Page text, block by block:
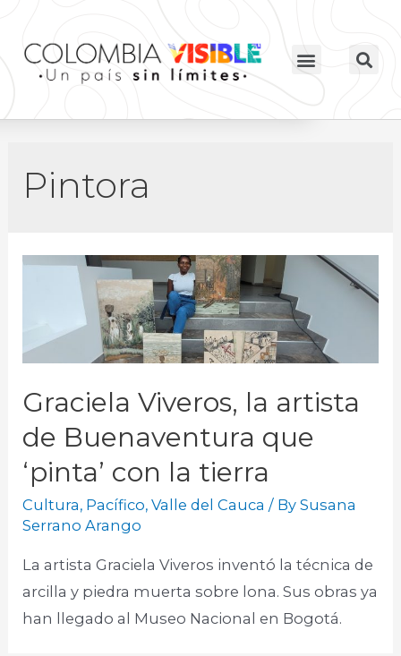
Pintora
Graciela Viveros, la artista
de Buenaventura que
‘pinta’ con la tierra
Cultura, Pacífico,Valle del Cauca / BySusana
Serrano Arango
La artista Graciela Viveros inventó la técnica de
arcilla y piedra muerta sobre lona. Sus obras ya
han llegado al Museo Nacional en Bogotá.